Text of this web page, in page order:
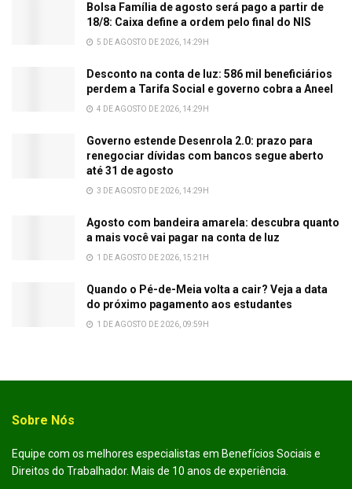
Bolsa Família de agosto será pago a partir de
18/8: Caixa define a ordem pelo final do NIS
5 DE AGOSTO DE 2026, 14:29H
Desconto na conta de luz: 586 mil beneficiários
perdem a Tarifa Social e governo cobra a Aneel
4 DE AGOSTO DE 2026, 14:29H
Governo estende Desenrola 2.0: prazo para
renegociar dívidas com bancos segue aberto
até 31 de agosto
3 DE AGOSTO DE 2026, 14:29H
Agosto com bandeira amarela: descubra quanto
a mais você vai pagar na conta de luz
1 DE AGOSTO DE 2026, 15:21H
Quando o Pé-de-Meia volta a cair? Veja a data
do próximo pagamento aos estudantes
1 DE AGOSTO DE 2026, 09:59H
Sobre Nós
Equipe com os melhores especialistas em Benefícios Sociais e
Direitos do Trabalhador. Mais de 10 anos de experiência.